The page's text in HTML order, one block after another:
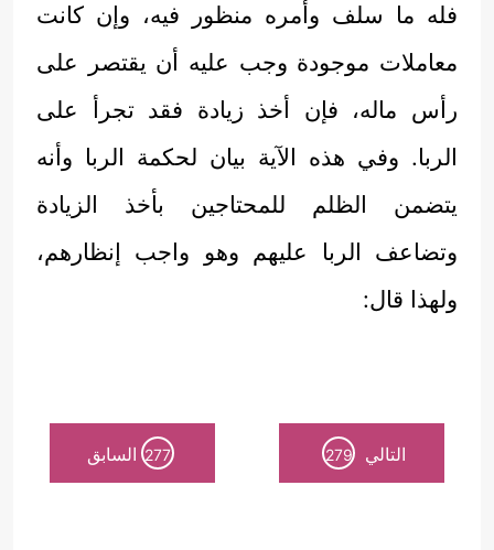
فله ما سلف وأمره منظور فيه، وإن كانت
معاملات موجودة وجب عليه أن يقتصر على
رأس ماله، فإن أخذ زيادة فقد تجرأ على
الربا. وفي هذه الآية بيان لحكمة الربا وأنه
يتضمن الظلم للمحتاجين بأخذ الزيادة
وتضاعف الربا عليهم وهو واجب إنظارهم،
ولهذا قال:
التالي 279
277 السابق